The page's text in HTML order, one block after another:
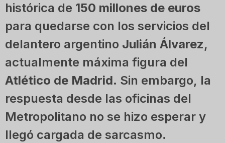
histórica de 150 millones de euros
para quedarse con los servicios del
delantero argentino Julián Álvarez,
actualmente máxima figura del
Atlético de Madrid. Sin embargo, la
respuesta desde las oficinas del
Metropolitano no se hizo esperar y
llegó cargada de sarcasmo.